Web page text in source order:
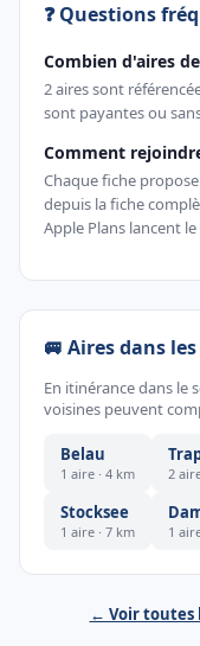
❓ Questions
Combien d'aires
2 aires sont
sont payantes ou
Comment
Chaque fiche
depuis la fiche
Apple Plans lancent
🚐 Aires dans
En itinérance dans le
voisines peuvent
Belau
1 aire · 4 km 2
Stocksee
1 aire · 7 km 1
← Voir toutes